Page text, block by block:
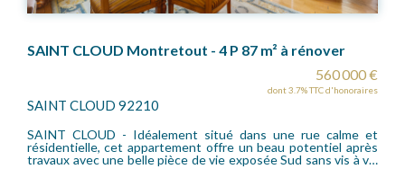
308 000 €
dont 4.05% TTC d'honoraires
SAINT CLOUD 92210
SAINT-CLOUD - Montretout - 2 Pièces de 44 m² et un balcon
de 14m² sans vis à vis, lumineux, en dernier étage avec
ascenseur,. Il se compose d'une entrée avec placard, un